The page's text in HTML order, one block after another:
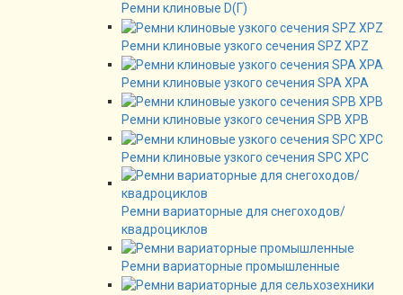
Ремни клиновые D(Г)
Ремни клиновые узкого сечения SPZ XPZ
Ремни клиновые узкого сечения SPA XPA
Ремни клиновые узкого сечения SPB XPB
Ремни клиновые узкого сечения SPC XPC
Ремни вариаторные для снегоходов/
квадроциклов
Ремни вариаторные промышленные